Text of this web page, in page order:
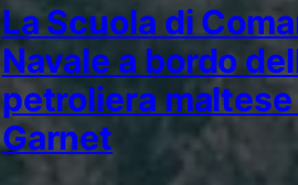
La Scuola di
Navale a bordo
petroliera maltese
Garnet